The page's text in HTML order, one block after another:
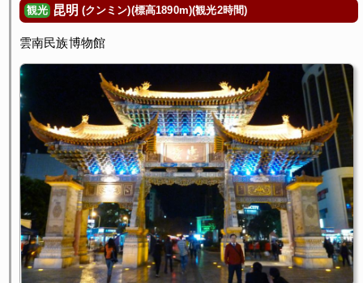
観光 昆明 (クンミン)(標高1890m)(観光2時間)
雲南民族博物館